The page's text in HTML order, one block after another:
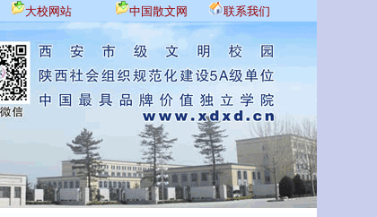
大校网站 中国散文网 联系我们